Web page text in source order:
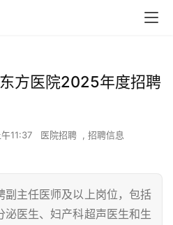
方医院2025年度招聘
11:37 医院招聘 , 招聘信息
副主任医师及以上岗位，包括
泌医生、妇产科超声医生和生